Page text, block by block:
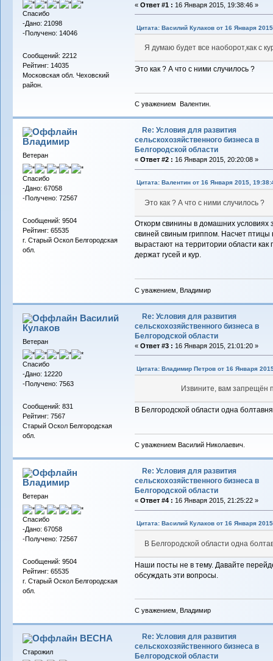
Спасибо
-Дано: 21098
-Получено: 14046
Сообщений: 2212
Рейтинг: 14035
Московская обл. Чеховский
район.
« Ответ #1 : 16 Января 2015, 19:38:46 »
Цитата: Василий Кулаков от 16 Января
Я думаю будет все наоборот,как с
Это как ? А что с ними случилось ?
С уважением Валентин.
Владимиp
Ветеран
Спасибо
-Дано: 67058
-Получено: 72567
Сообщений: 9504
Рейтинг: 65535
г. Старый Оскол Белгородская
обл.
Re: Условия для развития
сельскохозяйственного бизнеса в
Белгородской области
« Ответ #2 : 16 Января 2015, 20:20:08 »
Цитата: Валентин от 16 Января 2015,
Это как ? А что с ними случилось ?
Откорм свинины в домашних условиях
свиней свиным гриппом. Насчет
вырастают на территории области
держат гусей и кур.
С уважением, Владимир
Василий
Кулаков
Ветеран
Спасибо
-Дано: 12220
-Получено: 7563
Сообщений: 831
Рейтинг: 7567
Старый Оскол Белгородская
обл.
Re: Условия для развития
сельскохозяйственного бизнеса в
Белгородской области
« Ответ #3 : 16 Января 2015, 21:01:20 »
Цитата: Владимир Петров от 16 Января
Извините, вам запрещён
В Белгородской области одна
С уважением Василий Николаевич.
Владимиp
Ветеран
Спасибо
-Дано: 67058
-Получено: 72567
Сообщений: 9504
Рейтинг: 65535
г. Старый Оскол Белгородская
обл.
Re: Условия для развития
сельскохозяйственного бизнеса в
Белгородской области
« Ответ #4 : 16 Января 2015, 21:25:22 »
Цитата: Василий Кулаков от 16 Января
В Белгородской области одна
Наши посты не в тему. Давайте
обсуждать эти вопросы.
С уважением, Владимир
BECHA
Старожил
Re: Условия для развития
сельскохозяйственного бизнеса в
Белгородской области